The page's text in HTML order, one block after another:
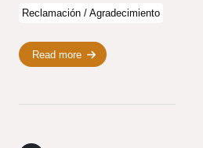
Reclamación / Agradecimiento
Read more